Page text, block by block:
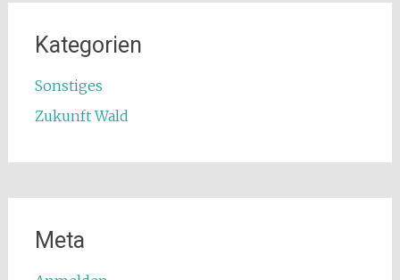
Kategorien
Sonstiges
Zukunft Wald
Meta